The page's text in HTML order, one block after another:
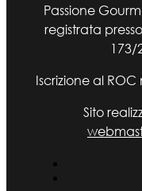
Passione
registrata
173/
Iscrizione al
Sito